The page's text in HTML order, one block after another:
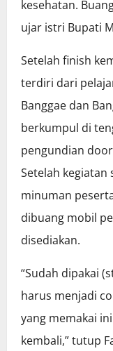
kesehatan.
ujar istri Bupati
Setelah finish
terdiri dari
Banggae dan
berkumpul di
pengundian
Setelah kegiatan
minuman
dibuang mobil
disediakan.
“Sudah dipakai
harus menjadi
yang memakai
kembali,” tutup